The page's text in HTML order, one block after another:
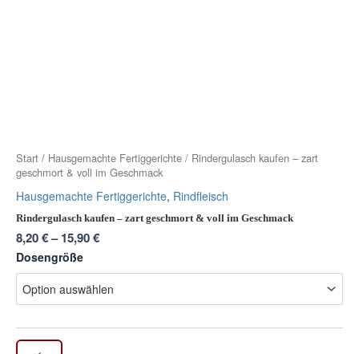
Start / Hausgemachte Fertiggerichte / Rindergulasch kaufen – zart
geschmort & voll im Geschmack
Hausgemachte Fertiggerichte, Rindfleisch
Rindergulasch kaufen – zart geschmort & voll im Geschmack
8,20€–15,90€
Dosengröße